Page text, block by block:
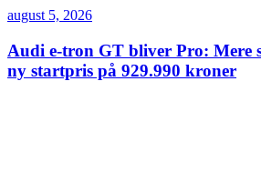
august 5, 2026
Audi e-tron GT bliver Pro: Mere
ny startpris på 929.990 kroner